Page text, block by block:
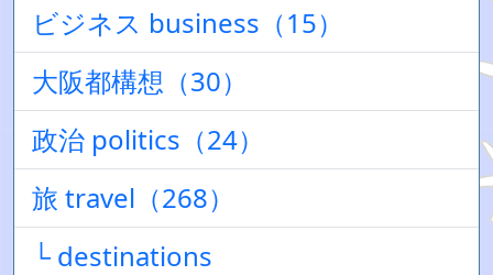
ビジネス business（15）
大阪都構想（30）
政治 politics（24）
旅 travel（268）
└ destinations